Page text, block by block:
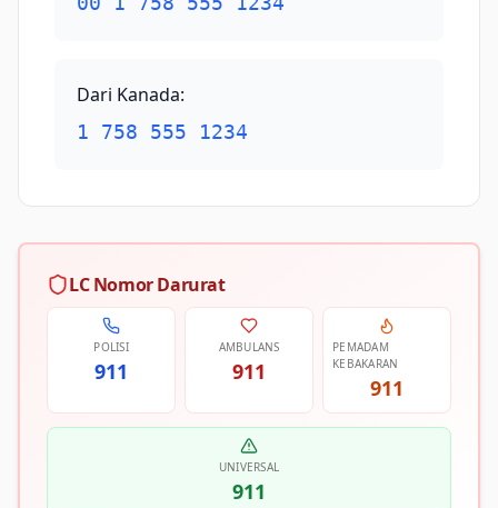
Dari Kanada:
1 758 555 1234
LC Nomor Darurat
POLISI
911
AMBULANS
911
PEMADAM
KEBAKARAN
911
UNIVERSAL
911